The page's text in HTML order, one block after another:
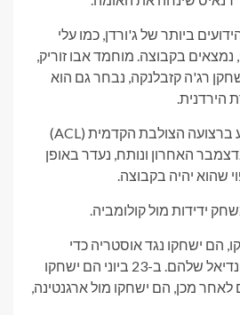
ביותר של ג'ורדן, כמו עלי
נמצאים בקבוצה. מוחמד אבו זוריק,
רג'ה קזבלנקה, נבחר גם הוא
הירדנית.
יזאן אל-נעימאת, שנפצע ברצועה הצולבת הקדמית (ACL)
האחרון ונותח, נעדר באופן
שהוא יהיה בקבוצה.
הם ישחקו נגד אוסטריה כדי
להתחיל את קמפיין המונדיאל שלהם. ב-23 ביוני הם ישחקו
לאחר מכן, הם ישחקו מול ארגנטינה,